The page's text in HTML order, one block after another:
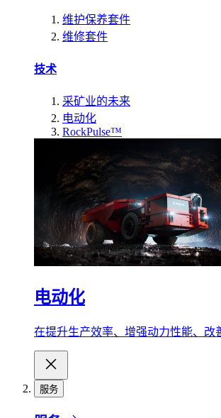
维护保养套件
维修套件
技术
采矿业的未来
电动化
RockPulse™
电动化
在提升生产效率、增强动力性能、
服务